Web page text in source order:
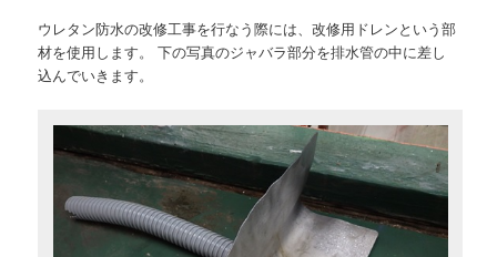
ウレタン防水の改修工事を行なう際には、改修用ドレンという部
材を使用します。 下の写真のジャバラ部分を排水管の中に差し
込んでいきます。